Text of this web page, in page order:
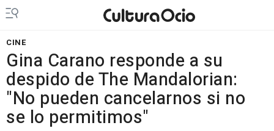
CINE
Gina Carano responde a su
despido de The Mandalorian:
"No pueden cancelarnos si no
se lo permitimos"